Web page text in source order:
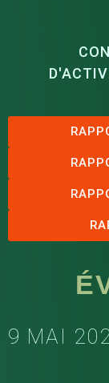
9 MAI